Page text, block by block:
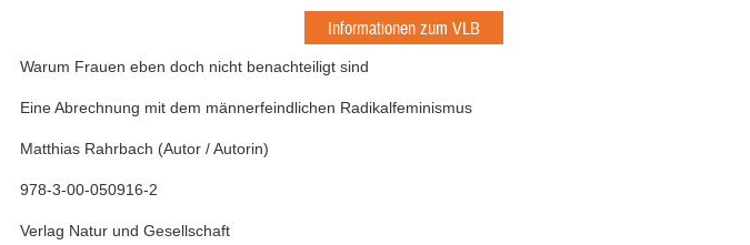
Informationen zum VLB
Warum Frauen eben doch nicht benachteiligt sind
Eine Abrechnung mit dem männerfeindlichen Radikalfeminismus
Matthias Rahrbach (Autor / Autorin)
978-3-00-050916-2
Verlag Natur und Gesellschaft